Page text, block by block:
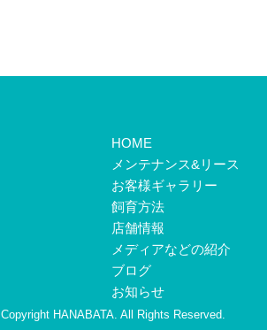
HOME
メンテナンス&リース
お客様ギャラリー
飼育方法
店舗情報
メディアなどの紹介
ブログ
お知らせ
Copyright HANABATA. All Rights Reserved.